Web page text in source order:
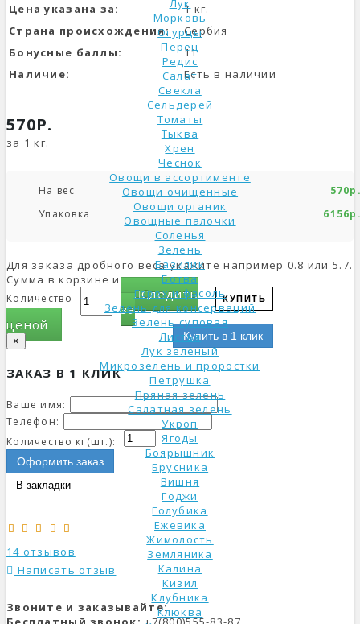
Лук
Морковь
Огурцы
Перец
Редис
Салат
Свекла
Сельдерей
Томаты
Тыква
Хрен
Чеснок
Овощи в ассортименте
Овощи очищенные
Овощи органик
Овощные палочки
Соленья
Зелень
Базилик
Ботва
Горох и фасоль
Зелень для консерваций
Зелень суповая
Листья
Лук зеленый
Микрозелень и проростки
Петрушка
Пряная зелень
Салатная зелень
Укроп
Ягоды
Боярышник
Брусника
Вишня
Годжи
Голубика
Ежевика
Жимолость
Земляника
Калина
Кизил
Клубника
Клюква
Цена указана за:
1 кг.
Страна происхождения:
Сербия
Бонусные баллы:
11
Наличие:
Есть в наличии
570Р.
за 1 кг.
На вес
Упаковка
Для заказа дробного веса укажите например 0.8 или 5.7.
Сумма в корзине изменится.
Количество КУПИТЬ
Купить в 1 клик
Следить
за
ценой
×
ЗАКАЗ В 1 КЛИК
Ваше имя:
Телефон:
Количество кг(шт.):
Оформить заказ
В закладки
14 отзывов
Написать отзыв
Звоните и заказывайте: